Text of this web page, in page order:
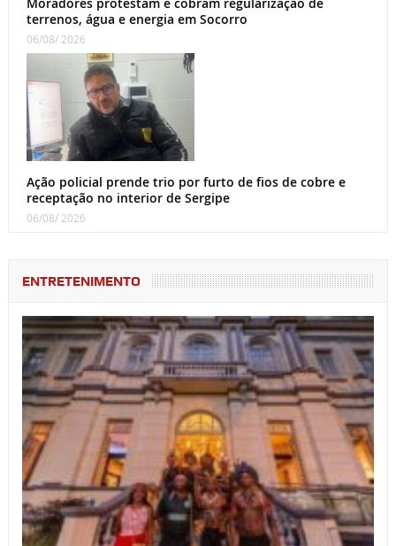
Moradores protestam e cobram regularização de
terrenos, água e energia em Socorro
06/08/ 2026
Ação policial prende trio por furto de fios de cobre e
receptação no interior de Sergipe
06/08/ 2026
ENTRETENIMENTO